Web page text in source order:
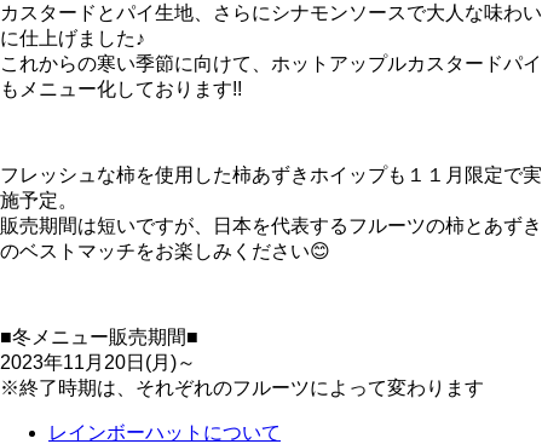
カスタードとパイ生地、さらにシナモンソースで大人な味わい
に仕上げました♪
これからの寒い季節に向けて、ホットアップルカスタードパイ
もメニュー化しております!!
フレッシュな柿を使用した柿あずきホイップも１１月限定で実
施予定。
販売期間は短いですが、日本を代表するフルーツの柿とあずき
のベストマッチをお楽しみください😊
■冬メニュー販売期間■
2023年11月20日(月)～
※終了時期は、それぞれのフルーツによって変わります
レインボーハットについて